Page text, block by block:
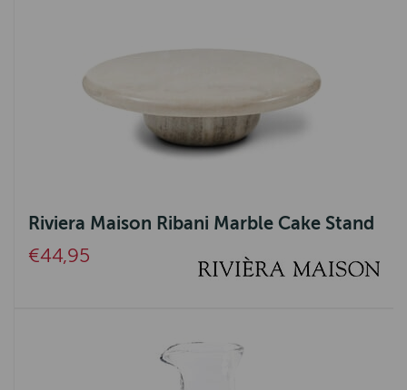
Riviera Maison Ribani Marble Cake Stand
€44,95